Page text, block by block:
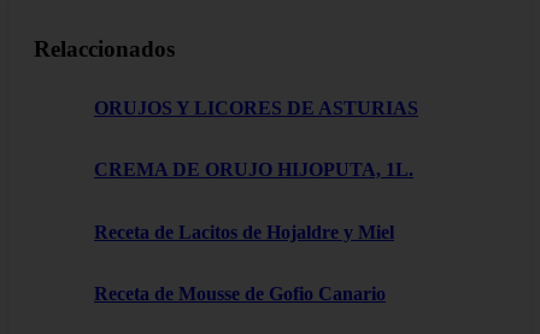
Relaccionados
ORUJOS Y LICORES DE ASTURIAS
CREMA DE ORUJO HIJOPUTA, 1L.
Receta de Lacitos de Hojaldre y Miel
Receta de Mousse de Gofio Canario